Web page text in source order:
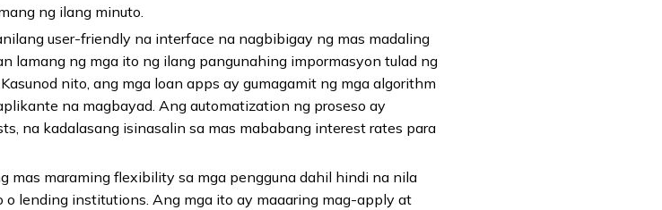
ng ilang minuto.
user-friendly na interface na nagbibigay ng mas madaling
lamang ng mga ito ng ilang pangunahing impormasyon tulad ng
nito, ang mga loan apps ay gumagamit ng mga algorithm
na magbayad. Ang automatization ng proseso ay
na kadalasang isinasalin sa mas mababang interest rates para
mas maraming flexibility sa mga pengguna dahil hindi na nila
lending institutions. Ang mga ito ay maaaring mag-apply at